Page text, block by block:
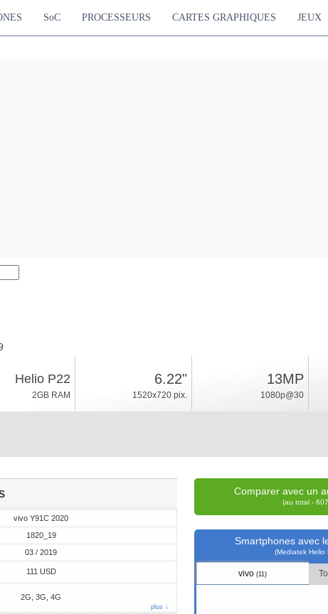
SoC PROCESSEURS CARTES GRAPHIQUES JEUX
Funtouch 4
Helio P22
2GB RAM
6.22"
1520x720 pix.
13MP
1080p@30
vivo Y91C 2020
1820_19
03 / 2019
111 USD
2G, 3G, 4G
plus ↓
Comparer avec un
(au total -
Smartphones avec
(Mediatek Helio
vivo(11)